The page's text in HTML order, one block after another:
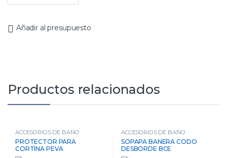
Añadir al presupuesto
Productos relacionados
ACCESORIOS DE BAÑO
PROTECTOR PARA
CORTINA PEVA
ACCESORIOS DE BAÑO
SOPAPA BANERA CODO
DESBORDE BCE